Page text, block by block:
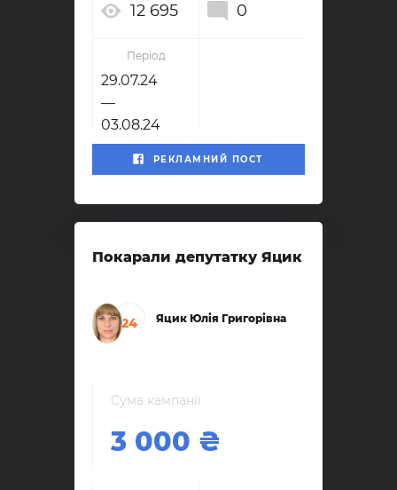
12 695 0
Період
29.07.24
—
03.08.24
РЕКЛАМНИЙ ПОСТ
Покарали депутатку Яцик
24 Яцик Юлія Григорівна
Сума кампанії
3 000